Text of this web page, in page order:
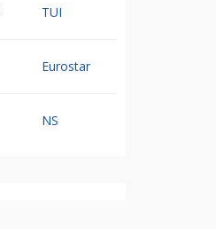
TUI
Eurostar
NS